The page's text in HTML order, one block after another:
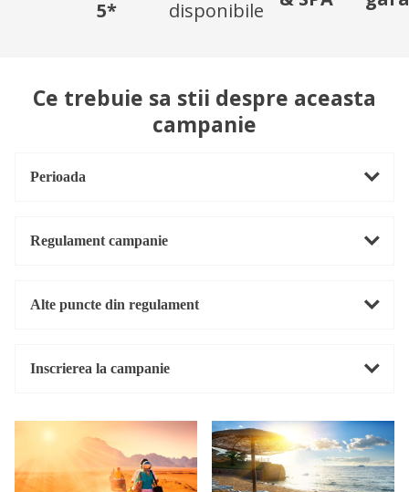
5* disponibile
Ce trebuie sa stii despre aceasta
campanie
Perioada
Regulament campanie
Alte puncte din regulament
Inscrierea la campanie